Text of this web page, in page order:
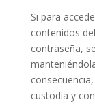
Si para
contenidos
contraseña,
custodia y